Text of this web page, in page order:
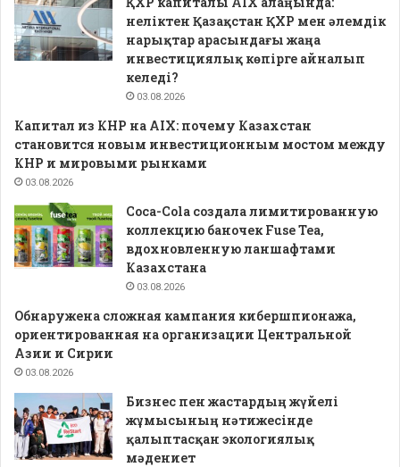
неліктен Қазақстан ҚХР мен әлемдік
нарықтар арасындағы жаңа
инвестициялық көпірге айналып
келеді?
03.08.2026
Капитал из КНР на AIX: почему Казахстан
становится новым инвестиционным мостом между
КНР и мировыми рынками
03.08.2026
Coca-Cola создала лимитированную
коллекцию баночек Fuse Tea,
вдохновленную ланшафтами
Казахстана
03.08.2026
Обнаружена сложная кампания кибершпионажа,
ориентированная на организации Центральной
Азии и Сирии
03.08.2026
Бизнес пен жастардың жүйелі
жұмысының нәтижесінде
қалыптасқан экологиялық
мәдениет